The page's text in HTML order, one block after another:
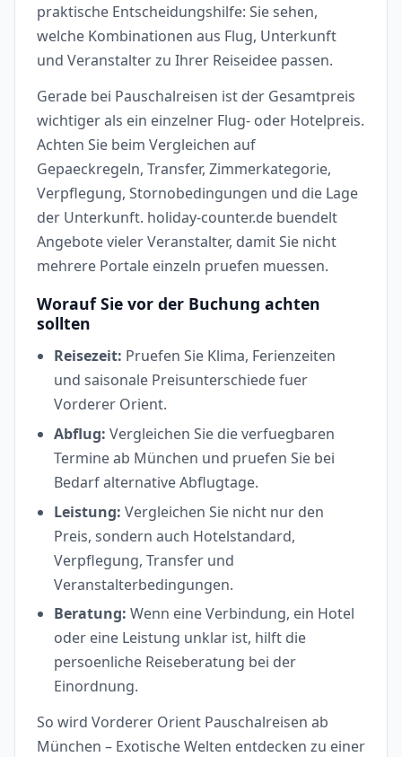
praktische Entscheidungshilfe: Sie sehen,
welche Kombinationen aus Flug, Unterkunft
und Veranstalter zu Ihrer Reiseidee passen.
Gerade bei Pauschalreisen ist der Gesamtpreis
wichtiger als ein einzelner Flug- oder Hotelpreis.
Achten Sie beim Vergleichen auf
Gepaeckregeln, Transfer, Zimmerkategorie,
Verpflegung, Stornobedingungen und die Lage
der Unterkunft. holiday-counter.de buendelt
Angebote vieler Veranstalter, damit Sie nicht
mehrere Portale einzeln pruefen muessen.
Worauf Sie vor der Buchung achten
sollten
Reisezeit: Pruefen Sie Klima, Ferienzeiten
und saisonale Preisunterschiede fuer
Vorderer Orient.
Abflug: Vergleichen Sie die verfuegbaren
Termine ab München und pruefen Sie bei
Bedarf alternative Abflugtage.
Leistung: Vergleichen Sie nicht nur den
Preis, sondern auch Hotelstandard,
Verpflegung, Transfer und
Veranstalterbedingungen.
Beratung: Wenn eine Verbindung, ein Hotel
oder eine Leistung unklar ist, hilft die
persoenliche Reiseberatung bei der
Einordnung.
So wird Vorderer Orient Pauschalreisen ab
München – Exotische Welten entdecken zu einer